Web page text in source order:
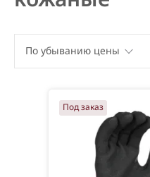
По убыванию цены
По возрастанию цены
По наименованию
Под заказ